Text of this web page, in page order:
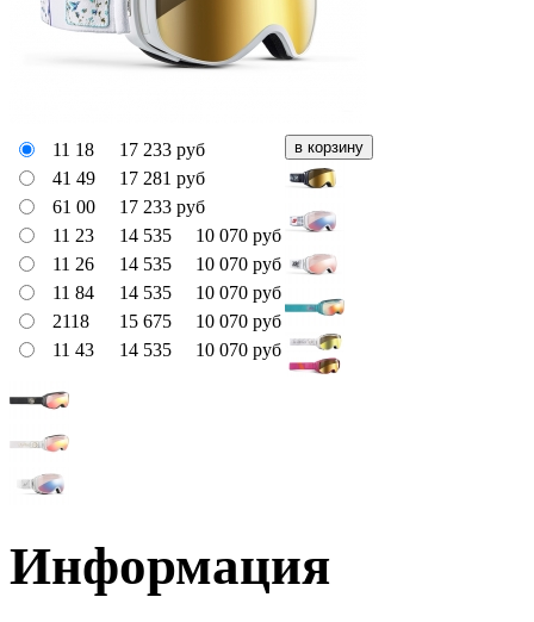
11 18 17 233 руб
41 49
17 281 руб
61 00
17 233 руб
11 23
14 535 10 070 руб
11 26
14 535 10 070 руб
11 84
14 535 10 070 руб
2118
15 675 10 070 руб
11 43
14 535 10 070 руб
Информация